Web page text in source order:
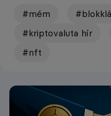
#mém
#kriptovaluta hír
#nft